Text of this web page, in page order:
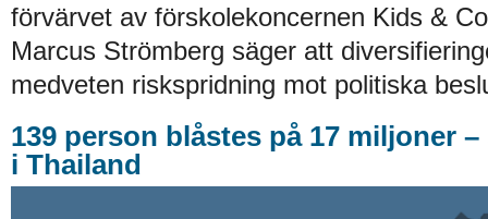
förvärvet av förskolekoncernen Kids &
Marcus Strömberg säger att
medveten riskspridning mot politiska
139 person blåstes på 17 miljoner
i Thailand